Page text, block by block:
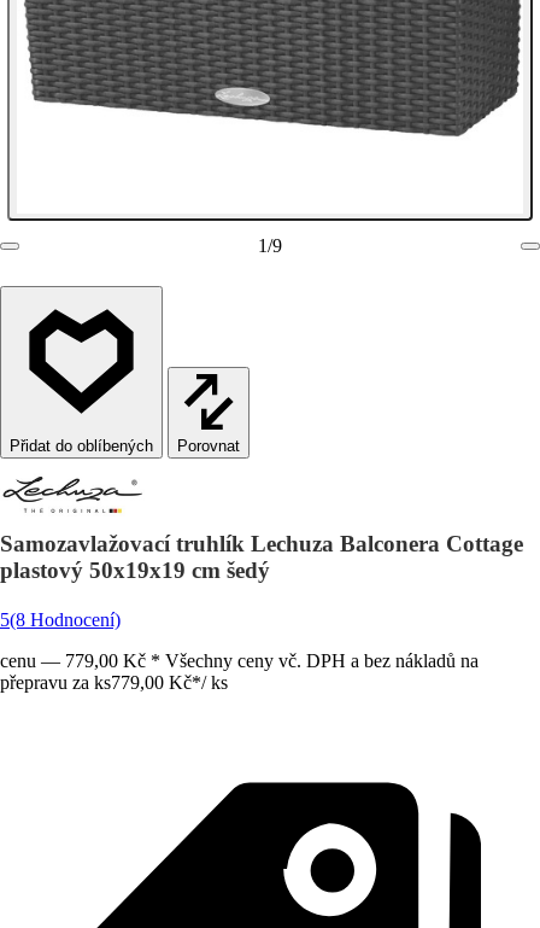
1/9
Porovnat
Samozavlažovací truhlík Lechuza Balconera Cottage
plastový 50x19x19 cm šedý
5(8 Hodnocení)
cenu — 779,00 Kč * Všechny ceny vč. DPH a bez nákladů na
přepravu za ks779,00 Kč*/ ks